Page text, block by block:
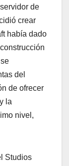
de
crear
había dado
del
de ofrecer
la
nivel,
Studios